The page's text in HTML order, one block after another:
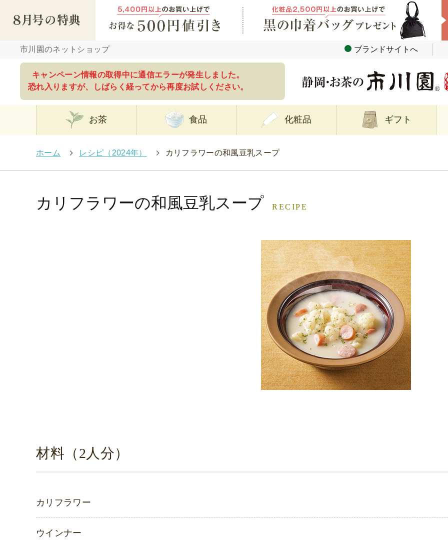
市川園のネットショップ ブランドサイトへ
キャンペーン情報の取得中に通信エラーが発生しました。
恐れ入りますが、しばらく経ってから再度お試しください。
お茶 食品 化粧品 ギフト
ホーム > レシピ（2024年） > カリフラワーの和風豆乳スープ
カリフラワーの和風豆乳スープ RECIPE
材料（2人分）
カリフラワー
ウインナー